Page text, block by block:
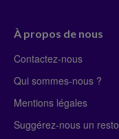
À propos de nous
Contactez-nous
Qui sommes-nous ?
Mentions légales
Suggérez-nous un resto